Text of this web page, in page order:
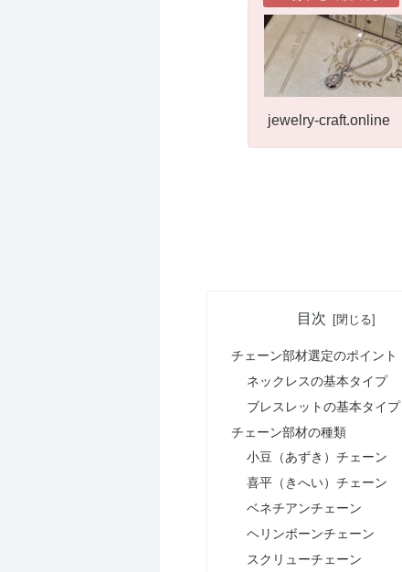
jewelry-craft.online
目次
チェーン部材選定のポイント
ネックレスの基本タイプ
ブレスレットの基本タイプ
チェーン部材の種類
小豆（あずき）チェーン
喜平（きへい）チェーン
ベネチアンチェーン
ヘリンボーンチェーン
スクリューチェーン